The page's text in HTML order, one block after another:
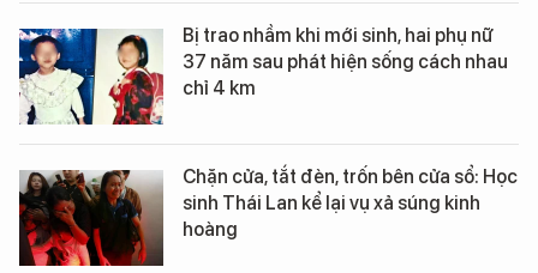
Bị trao nhầm khi mới sinh, hai phụ nữ
37 năm sau phát hiện sống cách nhau
chỉ 4 km
Chặn cửa, tắt đèn, trốn bên cửa sổ: Học
sinh Thái Lan kể lại vụ xả súng kinh
hoàng